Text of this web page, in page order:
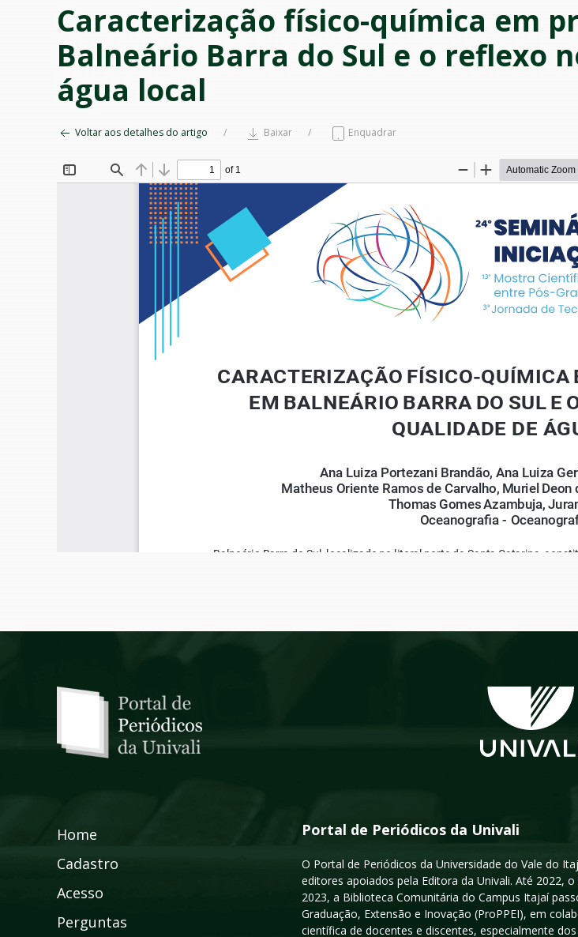
Caracterização físico-química em
Balneário Barra do Sul e o reflexo
água local
Voltar aos detalhes do artigo Baixar Enquadrar
Home
Cadastro
Acesso
Perguntas
Portal de Periódicos da Univali
O Portal de Periódicos da Universidade do Vale do
editores apoiados pela Editora da Univali. Até 2022,
2023, a Biblioteca Comunitária do Campus Itajaí
Graduação, Extensão e Inovação (ProPPEI), em
científica de docentes e discentes, especialmente